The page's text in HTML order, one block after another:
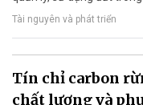
Tài nguyên và phát triển
Tín chỉ carbon
chất lượng và